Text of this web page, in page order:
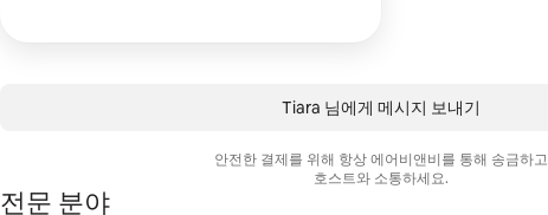
Tiara 님에게 메시지 보내기
안전한 결제를 위해 항상 에어비앤비를 통해 송금하고
호스트와 소통하세요.
전문 분야